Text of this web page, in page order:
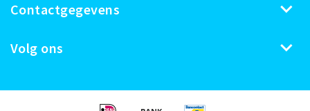
Contactgegevens
Volg ons